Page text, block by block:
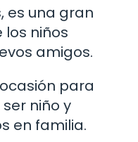
es una gran
niños
amigos.
para
niño y
en familia.